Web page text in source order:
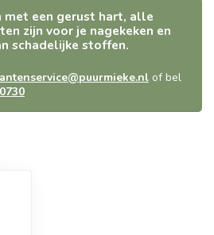
met een gerust hart, alle
zijn voor je nagekeken en
schadelijke stoffen.
of bel